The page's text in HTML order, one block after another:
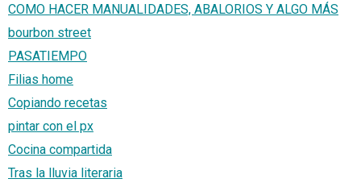
COMO HACER MANUALIDADES, ABALORIOS Y ALGO MÁS
bourbon street
PASATIEMPO
Filias home
Copiando recetas
pintar con el px
Cocina compartida
Tras la lluvia literaria